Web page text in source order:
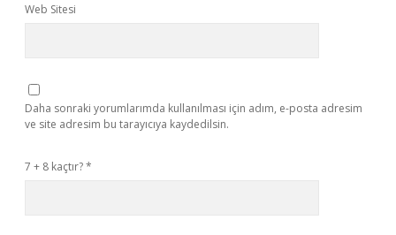
Web Sitesi
Daha sonraki yorumlarımda kullanılması için adım, e-posta adresim
ve site adresim bu tarayıcıya kaydedilsin.
7 + 8 kaçtır?*